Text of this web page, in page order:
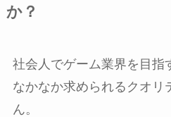
か？
社会人でゲーム業界を目指
なかなか求められるクオリ
ん。